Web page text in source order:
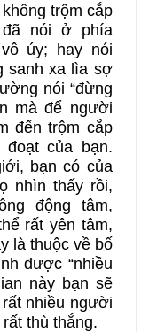
trộm cắp
đã nói ở phía
úy; hay nói
sanh xa lìa sợ
nói “đừng
mà để người
đến trộm cắp
của bạn.
bạn có của
nhìn thấy rồi,
động tâm,
rất yên tâm,
là thuộc về bố
được “nhiều
này bạn sẽ
nhiều người
thù thắng.